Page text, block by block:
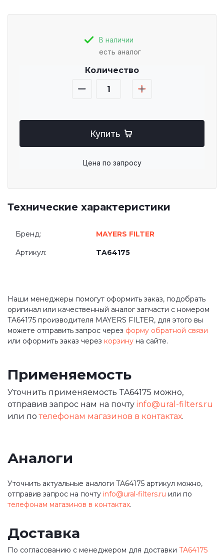
В наличии
есть аналог
Количество
Купить
Цена по запросу
Технические характеристики
Бренд: MAYERS FILTER
Артикул: TA64175
Наши менеджеры помогут оформить заказ, подобрать
оригинал или качественный аналог запчасти с номером
TA64175 производителя MAYERS FILTER, для этого вы
можете отправить запрос через форму обратной связи
или оформить заказ через корзину на сайте.
Применяемость
Уточнить применяемость TA64175 можно,
отправив запрос нам на почту info@ural-filters.ru
или потелефонам магазинов в контактах.
Аналоги
Уточнить актуальные аналоги TA64175 артикул можно,
отправив запрос на почту info@ural-filters.ru или по
телефонам магазинов в контактах.
Доставка
По согласованию с менеджером для доставки TA64175